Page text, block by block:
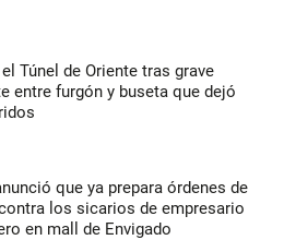
el Túnel de Oriente tras grave
entre furgón y buseta que dejó
que ya prepara órdenes de
los sicarios de empresario
en mall de Envigado